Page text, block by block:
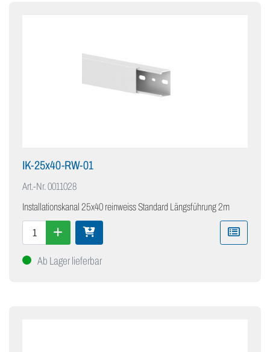
IK-25x40-RW-01
Art.-Nr.0011028
Installationskanal 25x40 reinweiss Standard Längsführung 2m
Ab Lager lieferbar